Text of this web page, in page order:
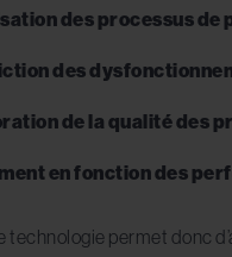
des processus
des
de la qualité des
en fonction des
technologie permet donc